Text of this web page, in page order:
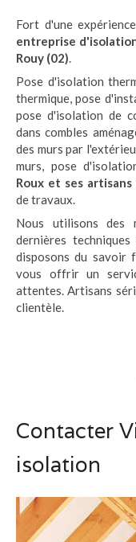
Fort d'une
entreprise
Rouy (02).
Pose d'isolation
thermique, pose
pose d'isolation de
dans combles
des murs par
murs, pose
Roux et ses
de travaux.
Nous utilisons des
dernières
disposons du savoir
vous offrir un
attentes. Artisans
clientèle.
Contacter
isolation